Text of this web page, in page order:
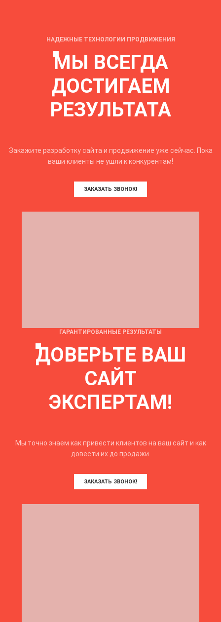
НАДЕЖНЫЕ ТЕХНОЛОГИИ ПРОДВИЖЕНИЯ
МЫ ВСЕГДА
ДОСТИГАЕМ
РЕЗУЛЬТАТА
Закажите разработку сайта и продвижение уже сейчас. Пока
ваши клиенты не ушли к конкурентам!
ЗАКАЗАТЬ ЗВОНОК!
ГАРАНТИРОВАННЫЕ РЕЗУЛЬТАТЫ
ДОВЕРЬТЕ ВАШ
САЙТ
ЭКСПЕРТАМ!
Мы точно знаем как привести клиентов на ваш сайт и как
довести их до продажи.
ЗАКАЗАТЬ ЗВОНОК!